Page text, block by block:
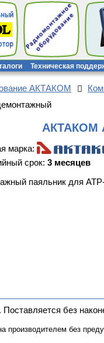
Техническая
АКТАКОМ
АКТАКОМ
марка:
срок: 3 месяцев
паяльник для
без
производителем без